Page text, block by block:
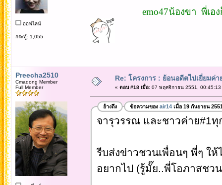
ออฟไลน์
กระทู้: 1,055
emo47น้องขา พี่เองก็ไม่รู้
Preecha2510
Cmadong Member
Full Member
Re: โครงการ : ย้อนอดีตไปเยี่ยมค่
« ตอบ #18 เมื่อ:07 พฤศจิกายน 2551, 00:45:13
อ้างถึง ข้อความของ air14เมื่อ 19 กันยายน
จารุวรรณ และชาวค่าย#1
รีบส่งข่าวชวนเพื่อนๆ พี่ๆ ให้
อยากไป (รู้มั๊ย..พี่โอภาสชว